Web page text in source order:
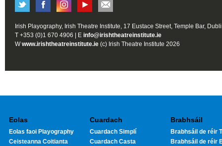
Irish Playography, Irish Theatre Institute, 17 Eustace Street, Temple Bar,
T +353 (0)1 670 4906 | E info@irishtheatreinstitute.ie
Wwww.irishtheatreinstitute.ie (c) Irish Theatre Institute 2026
Eolas
Eolas faoi Playography
Ceisteanna Coitianta
Cuardach
Cuardach Simplí
Cuardach Casta
Brabhsáil
Brabhsáil de réir
Brabhsáil de réir